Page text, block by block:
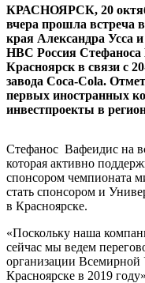
КРАСНОЯРСК, 20
вчера прошла встреча
края Александра Усса
HBC Россия
Красноярск в связи с
завода Coca-Cola.
первых иностранных
инвестпроекты в
Стефанос Вафеидис на
которая активно
спонсором чемпионата
стать спонсором и
в Красноярске.
«Поскольку наша
сейчас мы ведем
организации Всемирной
Красноярске в 2019